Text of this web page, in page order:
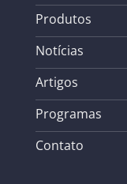
Produtos
Notícias
Artigos
Programas
Contato